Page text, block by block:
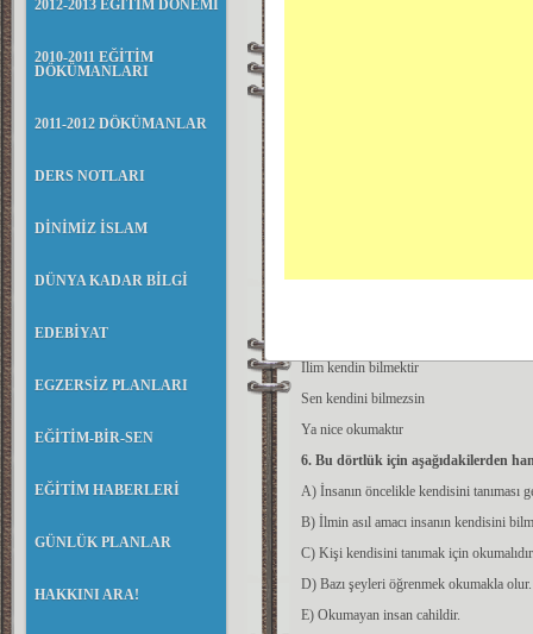
2012-2013 EĞİTİM DÖNEMİ
2010-2011 EĞİTİM
DÖKÜMANLARI
2011-2012 DÖKÜMANLAR
DERS NOTLARI
DİNİMİZ İSLAM
DÜNYA KADAR BİLGİ
EDEBİYAT
EGZERSİZ PLANLARI
EĞİTİM-BİR-SEN
EĞİTİM HABERLERİ
GÜNLÜK PLANLAR
HAKKINI ARA!
İlim kendin bilmektir
Sen kendini bilmezsin
Ya nice okumaktır
6. Bu dörtlük için aşağıdakilerden
A) İnsanın öncelikle kendisini tanıması
B) İlmin asıl amacı insanın kendisini
C) Kişi kendisini tanımak için
D) Bazı şeyleri öğrenmek okumakla olur.
E) Okumayan insan cahildir.